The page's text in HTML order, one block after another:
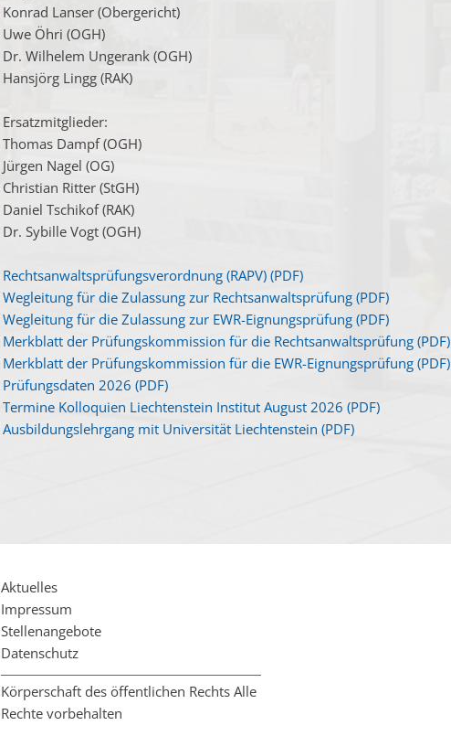
Konrad Lanser (Obergericht)
Uwe Öhri (OGH)
Dr. Wilhelem Ungerank (OGH)
Hansjörg Lingg (RAK)
Ersatzmitglieder:
Thomas Dampf (OGH)
Jürgen Nagel (OG)
Christian Ritter (StGH)
Daniel Tschikof (RAK)
Dr. Sybille Vogt (OGH)
Rechtsanwaltsprüfungsverordnung (RAPV) (PDF)
Wegleitung für die Zulassung zur Rechtsanwaltsprüfung (PDF)
Wegleitung für die Zulassung zur EWR-Eignungsprüfung (PDF)
Merkblatt der Prüfungskommission für die Rechtsanwaltsprüfung (PDF)
Merkblatt der Prüfungskommission für die EWR-Eignungsprüfung (PDF)
Prüfungsdaten 2026 (PDF)
Termine Kolloquien Liechtenstein Institut August 2026 (PDF)
Ausbildungslehrgang mit Universität Liechtenstein (PDF)
Aktuelles
Impressum
Stellenangebote
Datenschutz
Körperschaft des öffentlichen Rechts Alle
Rechte vorbehalten